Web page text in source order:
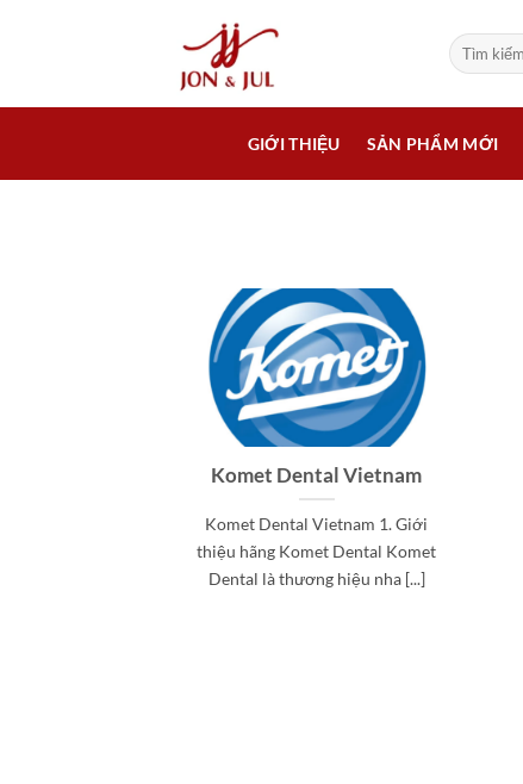
dung
Tìm
kiếm:
GIỚI THIỆU SẢN PHẨM MỚI
Komet Dental Vietnam
Komet Dental Vietnam 1. Giới
thiệu hãng Komet Dental Komet
Dental là thương hiệu nha [...]